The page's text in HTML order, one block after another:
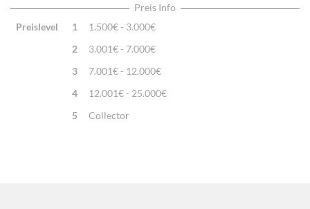
Preis Info
Preislevel
1
1.500€ - 3.000€
2
3.001€ - 7.000€
3
7.001€ - 12.000€
4
12.001€ - 25.000€
5
Collector